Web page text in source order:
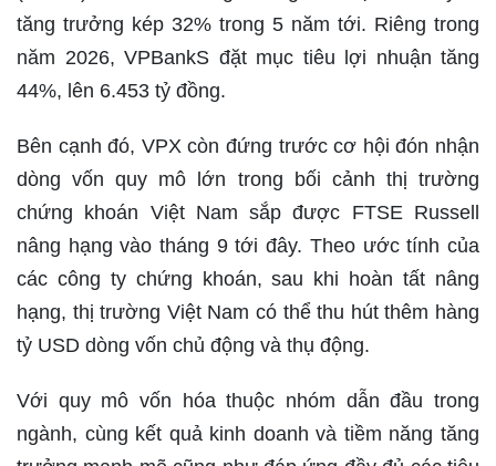
tăng trưởng kép 32% trong 5 năm tới. Riêng trong
năm 2026, VPBankS đặt mục tiêu lợi nhuận tăng
44%, lên 6.453 tỷ đồng.
Bên cạnh đó, VPX còn đứng trước cơ hội đón nhận
dòng vốn quy mô lớn trong bối cảnh thị trường
chứng khoán Việt Nam sắp được FTSE Russell
nâng hạng vào tháng 9 tới đây. Theo ước tính của
các công ty chứng khoán, sau khi hoàn tất nâng
hạng, thị trường Việt Nam có thể thu hút thêm hàng
tỷ USD dòng vốn chủ động và thụ động.
Với quy mô vốn hóa thuộc nhóm dẫn đầu trong
ngành, cùng kết quả kinh doanh và tiềm năng tăng